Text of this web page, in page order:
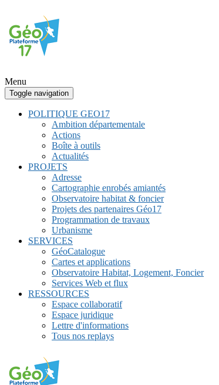
Menu
Toggle navigation
POLITIQUE GEO17
Ambition départementale
Actions
Boîte à outils
Actualités
PROJETS
Adresse
Cartographie enrobés amiantés
Observatoire habitat & foncier
Projets des partenaires Géo17
Programmation de travaux
Urbanisme
SERVICES
GéoCatalogue
Cartes et applications
Observatoire Habitat, Logement, Foncier
Services Web et flux
RESSOURCES
Espace collaboratif
Espace juridique
Lettre d'informations
Tous nos replays